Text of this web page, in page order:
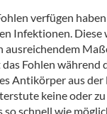
verfügen
Infektionen. Diese
ausreichendem
Fohlen während
Antikörper aus der
keine oder
so schnell wie